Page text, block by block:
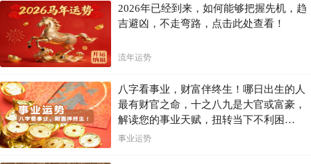
2026年已经到来，如何能够把握先机，趋
吉避凶，不走弯路，点击此处查看！
流年运势
八字看事业，财富伴终生！哪日出生的人
最有财官之命，十之八九是大官或富豪，
解读您的事业天赋，扭转当下不利困
局！！
事业运势